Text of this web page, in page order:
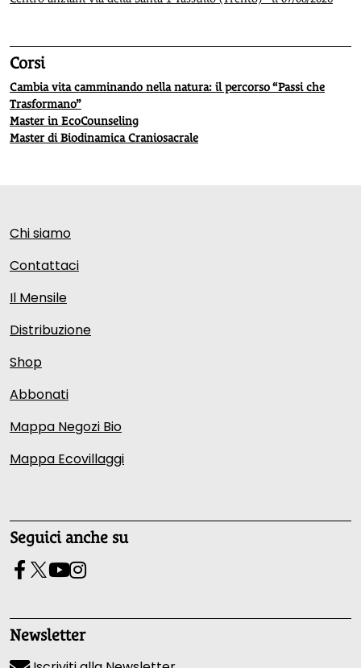
Corsi
Cambia vita camminando nella natura: il percorso “Passi che
Trasformano”
Master in EcoCounseling
Master di Biodinamica Craniosacrale
Chi siamo
Contattaci
Il Mensile
Distribuzione
Shop
Abbonati
Mappa Negozi Bio
Mappa Ecovillaggi
Seguici anche su
Newsletter